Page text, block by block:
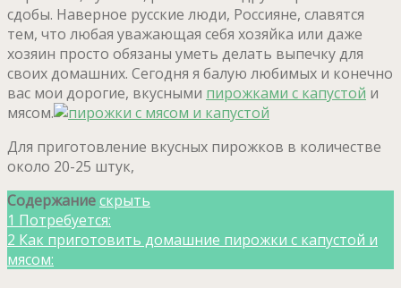
сдобы. Наверное русские люди, Россияне, славятся
тем, что любая уважающая себя хозяйка или даже
хозяин просто обязаны уметь делать выпечку для
своих домашних. Сегодня я балую любимых и конечно
вас мои дорогие, вкусными пирожками с капустой и
мясом.
Для приготовление вкусных пирожков в количестве
около 20-25 штук,
Содержаниескрыть
1 Потребуется:
2 Как приготовить домашние пирожки с капустой и
мясом: